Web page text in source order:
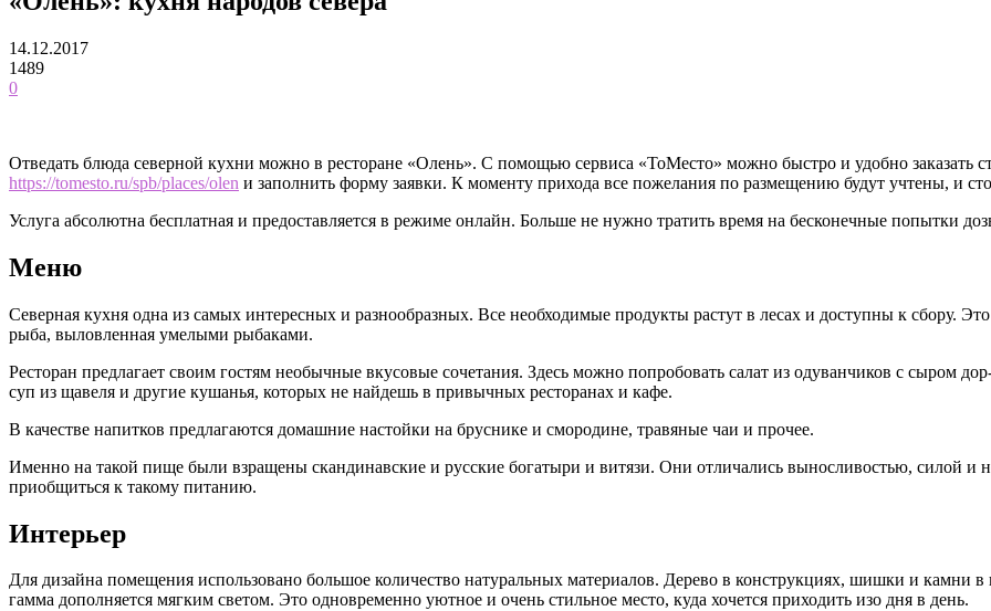
14.12.2017
1489
0
Отведать блюда северной кухни можно в ресторане «Олень». С помощью сервиса «ТоМесто» можно быстро и удобно заказать
https://tomesto.ru/spb/places/olen и заполнить форму заявки. К моменту прихода все пожелания по размещению будут учтены, и
Услуга абсолютна бесплатная и предоставляется в режиме онлайн. Больше не нужно тратить время на бесконечные попытки
Меню
Северная кухня одна из самых интересных и разнообразных. Все необходимые продукты растут в лесах и доступны к сбору.
рыба, выловленная умелыми рыбаками.
Ресторан предлагает своим гостям необычные вкусовые сочетания. Здесь можно попробовать салат из одуванчиков с сыром
суп из щавеля и другие кушанья, которых не найдешь в привычных ресторанах и кафе.
В качестве напитков предлагаются домашние настойки на бруснике и смородине, травяные чаи и прочее.
Именно на такой пище были взращены скандинавские и русские богатыри и витязи. Они отличались выносливостью, силой
приобщиться к такому питанию.
Интерьер
Для дизайна помещения использовано большое количество натуральных материалов. Дерево в конструкциях, шишки и камни в
гамма дополняется мягким светом. Это одновременно уютное и очень стильное место, куда хочется приходить изо дня в день.